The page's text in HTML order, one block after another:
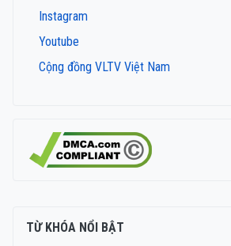
Instagram
Youtube
Cộng đồng VLTV Việt Nam
TỪ KHÓA NỔI BẬT